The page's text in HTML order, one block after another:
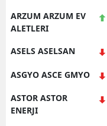
ARZUM ARZUM EV
ALETLERI
ASELS ASELSAN
ASGYO ASCE GMYO
ASTOR ASTOR
ENERJI